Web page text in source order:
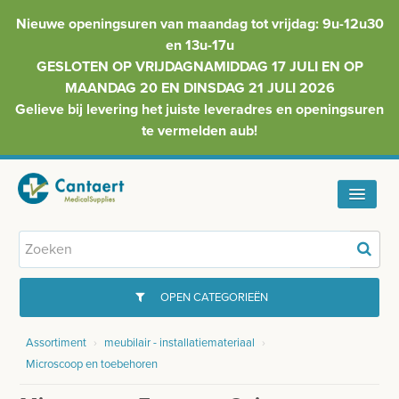
Nieuwe openingsuren van maandag tot vrijdag: 9u-12u30
en 13u-17u
GESLOTEN OP VRIJDAGNAMIDDAG 17 JULI EN OP
MAANDAG 20 EN DINSDAG 21 JULI 2026
Gelieve bij levering het juiste leveradres en openingsuren
te vermelden aub!
HOME
INFO
OPEN CATEGORIEËN
GYNAECOLOGIE
Assortiment › meubilair - installatiemateriaal
›
Microscoop en toebehoren